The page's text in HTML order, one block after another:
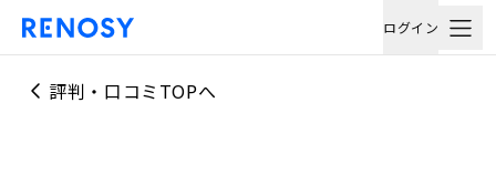
ログイン
評判・口コミTOPへ